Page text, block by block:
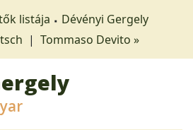
listája
Dévényi Gergely
| Tommaso Devito »